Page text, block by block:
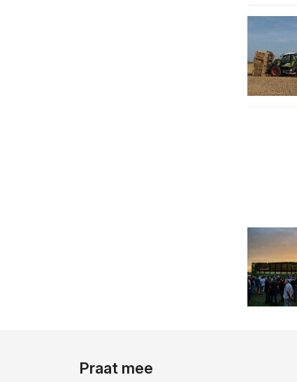
Praat mee